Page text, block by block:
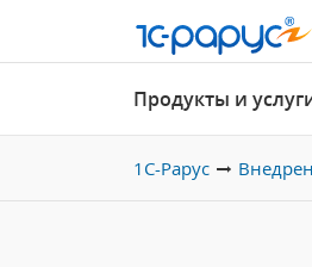
Продукты и
1С-Рарус